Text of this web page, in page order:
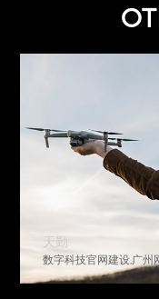
天勤
数字科技官网建设,广州